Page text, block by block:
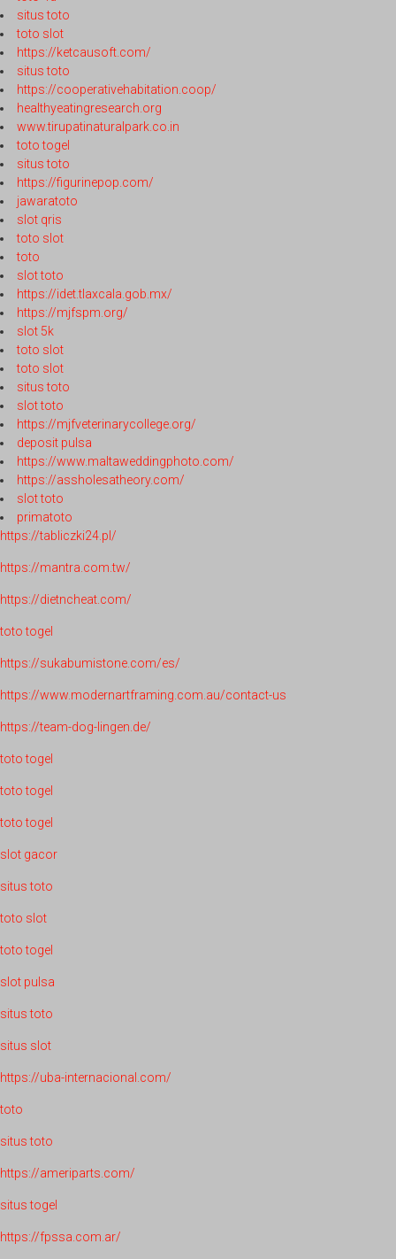
situs toto
toto slot
https://ketcausoft.com/
situs toto
https://cooperativehabitation.coop/
healthyeatingresearch.org
www.tirupatinaturalpark.co.in
toto togel
situs toto
https://figurinepop.com/
jawaratoto
slot qris
toto slot
toto
slot toto
https://idet.tlaxcala.gob.mx/
https://mjfspm.org/
slot 5k
toto slot
toto slot
situs toto
slot toto
https://mjfveterinarycollege.org/
deposit pulsa
https://www.maltaweddingphoto.com/
https://assholesatheory.com/
slot toto
primatoto
https://tabliczki24.pl/
https://mantra.com.tw/
https://dietncheat.com/
toto togel
https://sukabumistone.com/es/
https://www.modernartframing.com.au/contact-us
https://team-dog-lingen.de/
toto togel
toto togel
toto togel
slot gacor
situs toto
toto slot
toto togel
slot pulsa
situs toto
situs slot
https://uba-internacional.com/
toto
situs toto
https://ameriparts.com/
situs togel
https://fpssa.com.ar/